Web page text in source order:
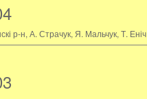
р-н, А. Страчук, Я. Мальчук, Т. Еніч